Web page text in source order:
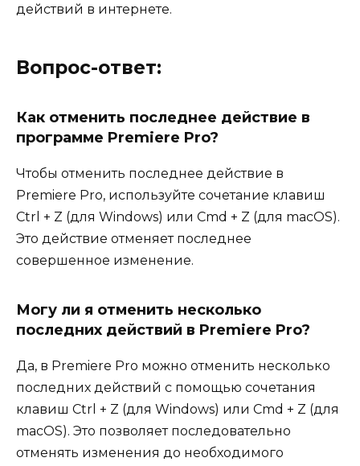
действий в интернете.
Вопрос-ответ:
Как отменить последнее действие в
программе Premiere Pro?
Чтобы отменить последнее действие в
Premiere Pro, используйте сочетание клавиш
Ctrl + Z (для Windows) или Cmd + Z (для macOS).
Это действие отменяет последнее
совершенное изменение.
Могу ли я отменить несколько
последних действий в Premiere Pro?
Да, в Premiere Pro можно отменить несколько
последних действий с помощью сочетания
клавиш Ctrl + Z (для Windows) или Cmd + Z (для
macOS). Это позволяет последовательно
отменять изменения до необходимого